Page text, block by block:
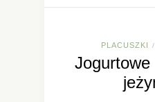
PLACUSZKI /